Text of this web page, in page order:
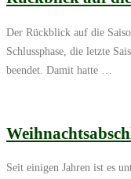
Der Rückblick auf die
Schlussphase, die letzte
beendet. Damit hatte …
Seit einigen Jahren ist es